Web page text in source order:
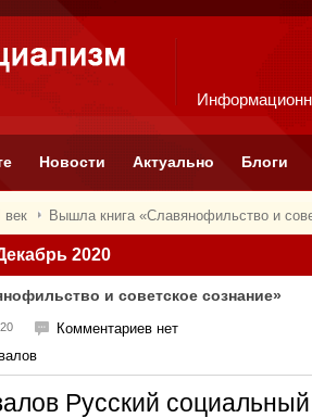
Новости Актуально Блоги
век Вышла книга «Славянофильство и
2020
и советское сознание»
Комментариев нет
Русский